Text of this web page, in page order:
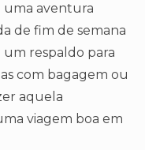
uma aventura
de fim de semana
um respaldo para
com bagagem ou
aquela
viagem boa em